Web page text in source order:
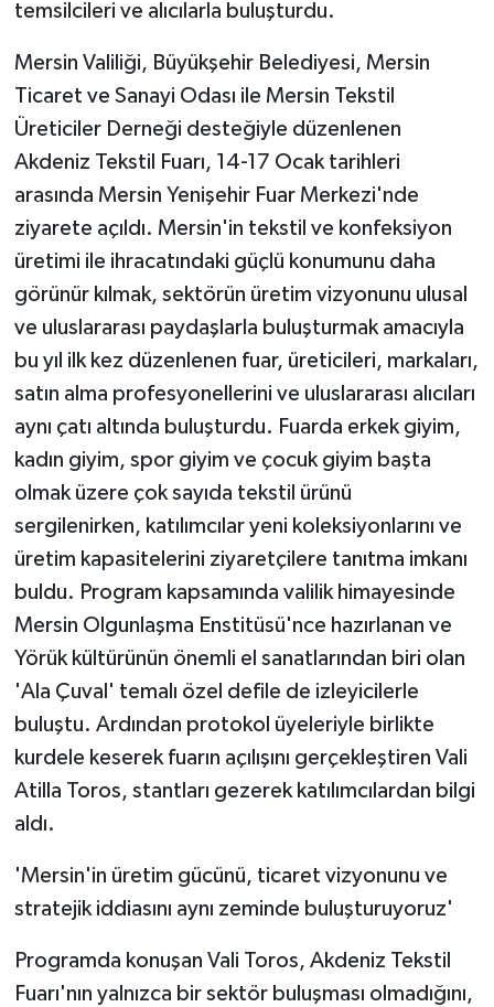
temsilcileri ve alıcılarla buluşturdu.
Mersin Valiliği, Büyükşehir Belediyesi, Mersin
Ticaret ve Sanayi Odası ile Mersin Tekstil
Üreticiler Derneği desteğiyle düzenlenen
Akdeniz Tekstil Fuarı, 14-17 Ocak tarihleri
arasında Mersin Yenişehir Fuar Merkezi'nde
ziyarete açıldı. Mersin'in tekstil ve konfeksiyon
üretimi ile ihracatındaki güçlü konumunu daha
görünür kılmak, sektörün üretim vizyonunu ulusal
ve uluslararası paydaşlarla buluşturmak amacıyla
bu yıl ilk kez düzenlenen fuar, üreticileri, markaları,
satın alma profesyonellerini ve uluslararası alıcıları
aynı çatı altında buluşturdu. Fuarda erkek giyim,
kadın giyim, spor giyim ve çocuk giyim başta
olmak üzere çok sayıda tekstil ürünü
sergilenirken, katılımcılar yeni koleksiyonlarını ve
üretim kapasitelerini ziyaretçilere tanıtma imkanı
buldu. Program kapsamında valilik himayesinde
Mersin Olgunlaşma Enstitüsü'nce hazırlanan ve
Yörük kültürünün önemli el sanatlarından biri olan
'Ala Çuval' temalı özel defile de izleyicilerle
buluştu. Ardından protokol üyeleriyle birlikte
kurdele keserek fuarın açılışını gerçekleştiren Vali
Atilla Toros, stantları gezerek katılımcılardan bilgi
aldı.
'Mersin'in üretim gücünü, ticaret vizyonunu ve
stratejik iddiasını aynı zeminde buluşturuyoruz'
Programda konuşan Vali Toros, Akdeniz Tekstil
Fuarı'nın yalnızca bir sektör buluşması olmadığını,